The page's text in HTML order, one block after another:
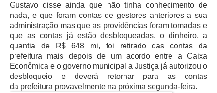
Gustavo disse ainda que não tinha conhecimento de
nada, e que foram contas de gestores anteriores a sua
administração mas que as providências foram tomadas e
que as contas já estão desbloqueadas, o dinheiro, a
quantia de R$ 648 mi, foi retirado das contas da
prefeitura mais depois de um acordo entre a Caixa
Econômica e o governo municipal a Justiça já autorizou o
desbloqueio e deverá retornar para as contas
da prefeitura provavelmente na próxima segunda-feira.